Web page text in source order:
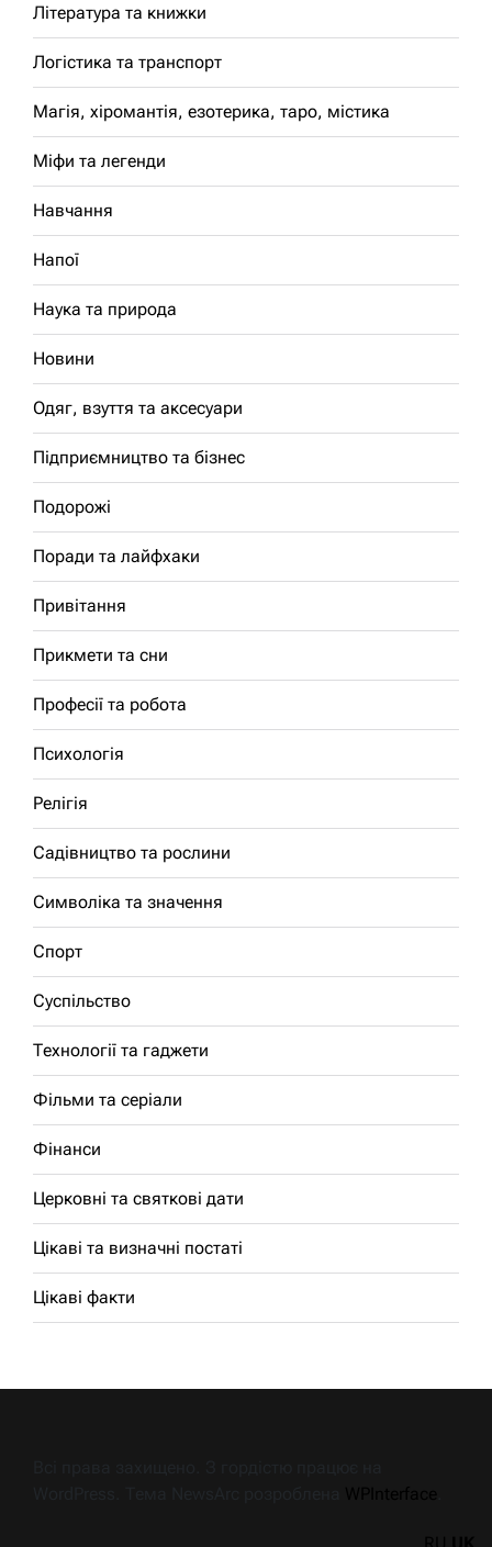
Література та книжки
Логістика та транспорт
Магія, хіромантія, езотерика, таро, містика
Міфи та легенди
Навчання
Напої
Наука та природа
Новини
Одяг, взуття та аксесуари
Підприємництво та бізнес
Подорожі
Поради та лайфхаки
Привітання
Прикмети та сни
Професії та робота
Психологія
Релігія
Садівництво та рослини
Символіка та значення
Спорт
Суспільство
Технології та гаджети
Фільми та серіали
Фінанси
Церковні та святкові дати
Цікаві та визначні постаті
Цікаві факти